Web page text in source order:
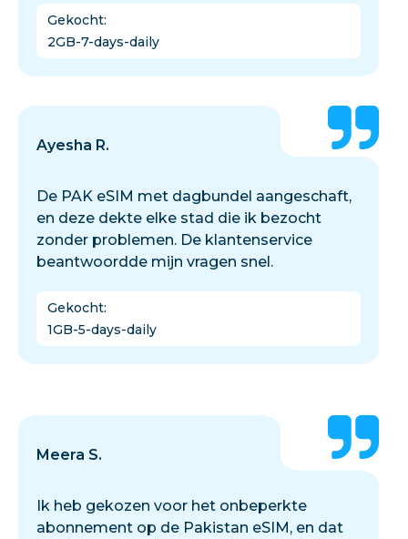
Gekocht:
2GB-7-days-daily
Ayesha R.
De PAK eSIM met dagbundel aangeschaft,
en deze dekte elke stad die ik bezocht
zonder problemen. De klantenservice
beantwoordde mijn vragen snel.
Gekocht:
1GB-5-days-daily
Meera S.
Ik heb gekozen voor het onbeperkte
abonnement op de Pakistan eSIM, en dat